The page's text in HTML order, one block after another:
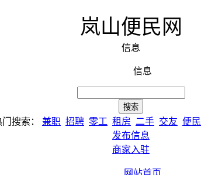
岚山便民网
信息
信息
门搜索： 兼职 招聘 零工 租房 二手 交友 便民
发布信息
商家入驻
网站首页